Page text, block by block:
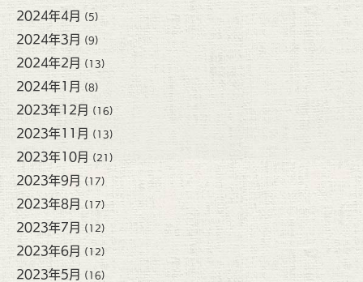
2024年4月 (5)
2024年3月 (9)
2024年2月 (13)
2024年1月 (8)
2023年12月 (16)
2023年11月 (13)
2023年10月 (21)
2023年9月 (17)
2023年8月 (17)
2023年7月 (12)
2023年6月 (12)
2023年5月 (16)